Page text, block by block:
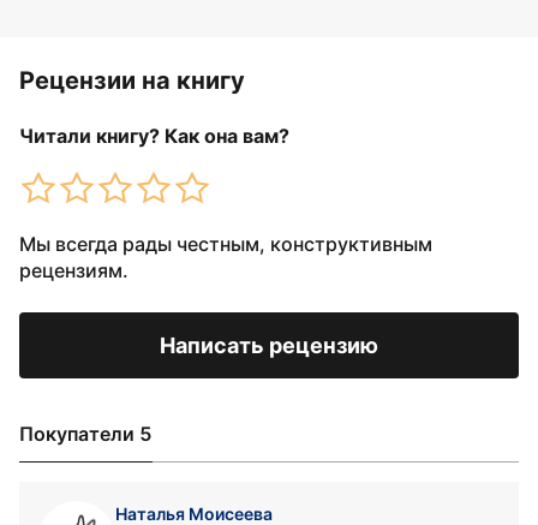
Рецензии на книгу
Читали книгу? Как она вам?
Мы всегда рады честным, конструктивным
рецензиям.
Написать рецензию
Покупатели 5
Наталья Моисеева